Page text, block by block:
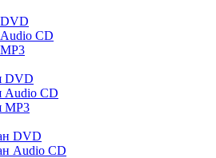
DVD
CD
DVD
Audio CD
MP3
DVD
Audio CD